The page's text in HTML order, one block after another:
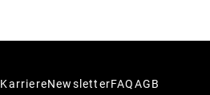
KarriereNewsletterFAQAGB